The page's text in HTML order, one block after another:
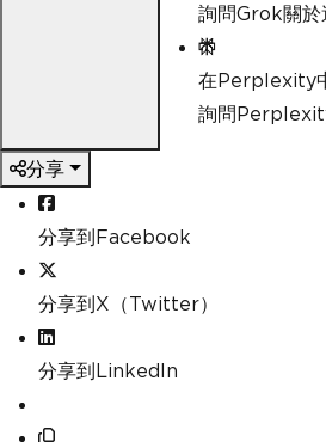
詢問Grok關於
在Perplexity
詢問
分享
分享到Facebook
分享到X（Twitter）
分享到LinkedIn